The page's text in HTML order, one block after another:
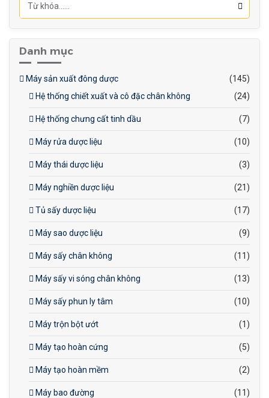
Hệ thống cấp màng, kéo
hoàn toàn tự động
Màn hình cảm ứng dễ thao
Danh mục
Máy sản xuất đông dược
(145)
Hệ thống chiết xuất và cô đặc chân không
(24)
Hệ thống chưng cất tinh dầu (7)
Máy rửa dược liệu (10)
Máy thái dược liệu (3)
Máy nghiền dược liệu (21)
Tủ sấy dược liệu (17)
Máy sao dược liệu (9)
Máy sấy chân không (11)
Máy sấy vi sóng chân không (13)
Máy sấy phun ly tâm (10)
Máy trộn bột ướt (1)
Máy tạo hoàn cứng (5)
Máy tạo hoàn mềm (2)
Máy bao đường (11)